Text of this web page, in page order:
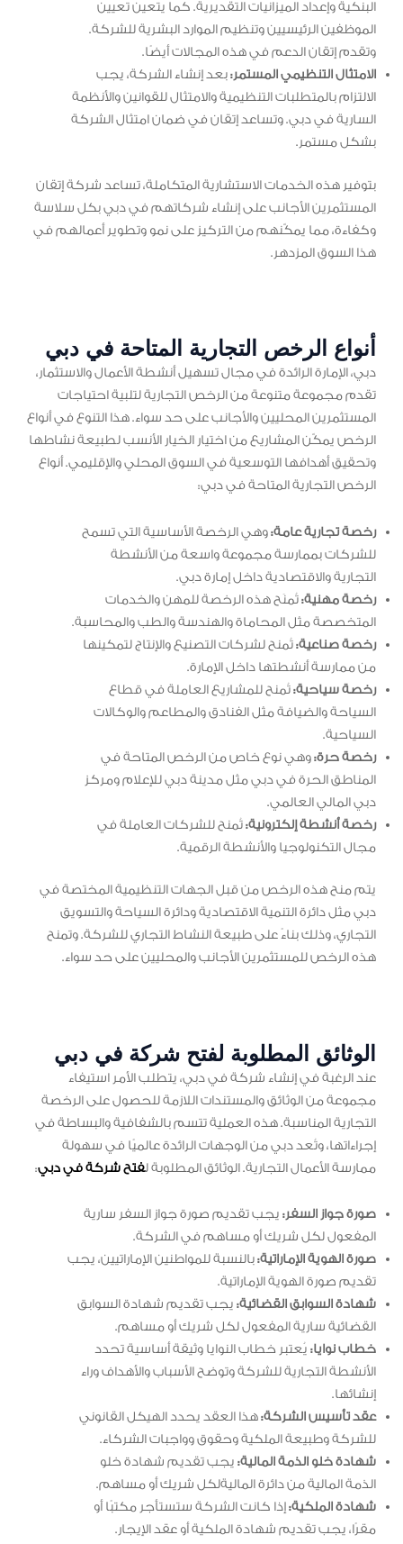
البنكية وإعداد الميزانيات التقديرية. كما يتعين تعيين
الموظفين الرئيسيين وتنظيم الموارد البشرية للشركة.
وتقدم إتقان الدعم في هذه المجالات أيضًا.
الامتثال التنظيمي المستمر:بعد إنشاء الشركة، يجب
الالتزام بالمتطلبات التنظيمية والامتثال للقوانين والأنظمة
السارية في دبي. وتساعد إتقان في ضمان امتثال الشركة
بشكل مستمر.
بتوفير هذه الخدمات الاستشارية المتكاملة، تساعد شركة إتقان
المستثمرين الأجانب على إنشاء شركاتهم في دبي بكل سلاسة
وكفاءة، مما يمكّنهم من التركيز على نمو وتطوير أعمالهم في
هذا السوق المزدهر.
أنواع الرخص التجارية المتاحة في دبي
دبي، الإمارة الرائدة في مجال تسهيل أنشطة الأعمال والاستثمار،
تقدم مجموعة متنوعة من الرخص التجارية لتلبية احتياجات
المستثمرين المحليين والأجانب على حد سواء. هذا التنوع في أنواع
الرخص يمكّن المشاريع من اختيار الخيار الأنسب لطبيعة نشاطها
وتحقيق أهدافها التوسعية في السوق المحلي والإقليمي. أنواع
الرخص التجارية المتاحة في دبي:
رخصة تجارية عامة:وهي الرخصة الأساسية التي تسمح
للشركات بممارسة مجموعة واسعة من الأنشطة
التجارية والاقتصادية داخل إمارة دبي.
رخصة مهنية:تُمنَح هذه الرخصة للمهن والخدمات
المتخصصة مثل المحاماة والهندسة والطب والمحاسبة.
رخصة صناعية:تُمنح لشركات التصنيع والإنتاج لتمكينها
من ممارسة أنشطتها داخل الإمارة.
رخصة سياحية:تُمنح للمشاريع العاملة في قطاع
السياحة والضيافة مثل الفنادق والمطاعم والوكالات
السياحية.
رخصة حرة:وهي نوع خاص من الرخص المتاحة في
المناطق الحرة في دبي مثل مدينة دبي للإعلام ومركز
دبي المالي العالمي.
رخصة أنشطة إلكترونية:تُمنح للشركات العاملة في
مجال التكنولوجيا والأنشطة الرقمية.
يتم منح هذه الرخص من قبل الجهات التنظيمية المختصة في
دبي مثل دائرة التنمية الاقتصادية ودائرة السياحة والتسويق
التجاري، وذلك بناءً على طبيعة النشاط التجاري للشركة. وتمنح
هذه الرخص للمستثمرين الأجانب والمحليين على حد سواء.
الوثائق المطلوبة لفتح شركة في دبي
عند الرغبة في إنشاء شركة في دبي، يتطلب الأمر استيفاء
مجموعة من الوثائق والمستندات اللازمة للحصول على الرخصة
التجارية المناسبة. هذه العملية تتسم بالشفافية والبساطة في
إجراءاتها، وتُعد دبي من الوجهات الرائدة عالميًا في سهولة
ممارسة الأعمال التجارية. الوثائق المطلوبة لفتح شركة في دبي:
صورة جواز السفر: يجب تقديم صورة جواز السفر سارية
المفعول لكل شريك أو مساهم في الشركة.
صورة الهوية الإماراتية:بالنسبة للمواطنين الإماراتيين، يجب
تقديم صورة الهوية الإماراتية.
شهادة السوابق القضائية: يجب تقديم شهادة السوابق
القضائية سارية المفعول لكل شريك أو مساهم.
خطاب نوايا: يُعتبر خطاب النوايا وثيقة أساسية تحدد
الأنشطة التجارية للشركة وتوضح الأسباب والأهداف وراء
إنشائها.
عقد تأسيس الشركة:هذا العقد يحدد الهيكل القانوني
للشركة وطبيعة الملكية وحقوق وواجبات الشركاء.
شهادة خلو الذمة المالية: يجب تقديم شهادة خلو
الذمة المالية من دائرة الماليةلكل شريك أو مساهم.
شهادة الملكية:إذا كانت الشركة ستستأجر مكتبًا أو
مقرًا، يجب تقديم شهادة الملكية أو عقد الإيجار.